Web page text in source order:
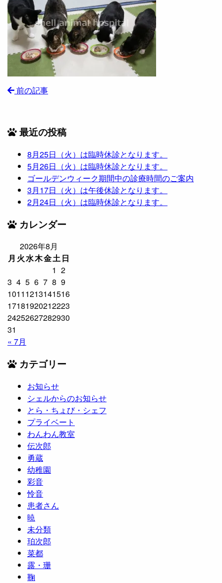
前の記事
最近の投稿
8月25日（火）は臨時休診となります。
5月26日（火）は臨時休診となります。
ゴールデンウィーク期間中の診療時間のご案内
3月17日（火）は午後休診となります。
2月24日（火）は臨時休診となります。
カレンダー
2026年8月
月 火水木金土日
1 2
3 4 5 6 7 8 9
10111213141516
17181920212223
24252627282930
31
« 7月
カテゴリー
お知らせ
シェルからのお知らせ
とら・ちょび・シェフ
プライベート
わんわん教室
伝次郎
勇蔵
幼稚園
彩音
怜音
患者さん
暁
未分類
珀次郎
菜都
露・珊
鞠